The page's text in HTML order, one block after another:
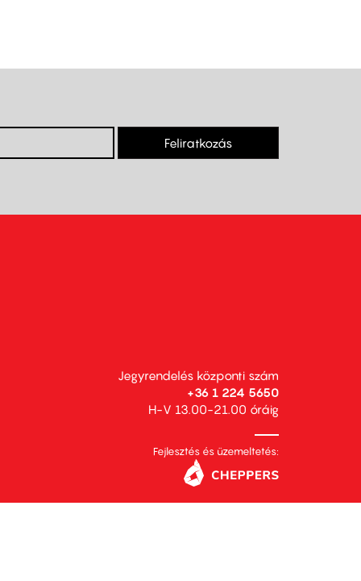
Feliratkozás
Jegyrendelés központi szám
+36 1 224 5650
H-V 13.00-21.00 óráig
Fejlesztés és üzemeltetés: